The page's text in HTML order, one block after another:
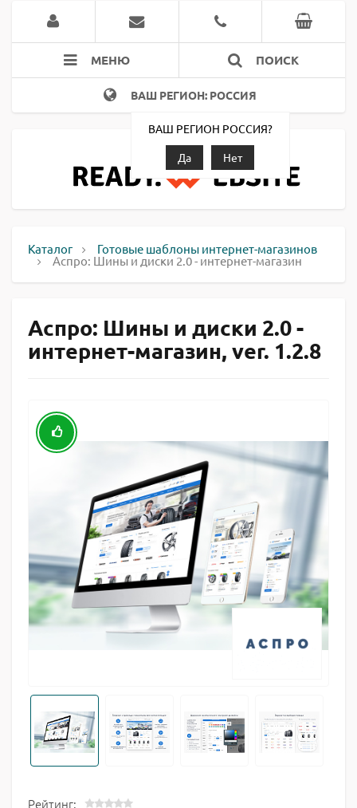
МЕНЮ ПОИСК
ВАШ РЕГИОН: РОССИЯ
ВАШ РЕГИОН РОССИЯ?
Да
Нет
Каталог Готовые шаблоны интернет-магазинов
Аспро: Шины и диски 2.0 - интернет-магазин
Аспро: Шины и диски 2.0 -
интернет-магазин, ver. 1.2.8
Рейтинг: